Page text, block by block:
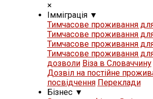
×
Iммiграцiя ▼
Тимчасове проживання
Тимчасове проживання
Тимчасове проживання
Тимчасове проживання
дозволи Віза в Словаччину
Дозвіл на постійне
посвідчення Переклади
Бізнес ▼